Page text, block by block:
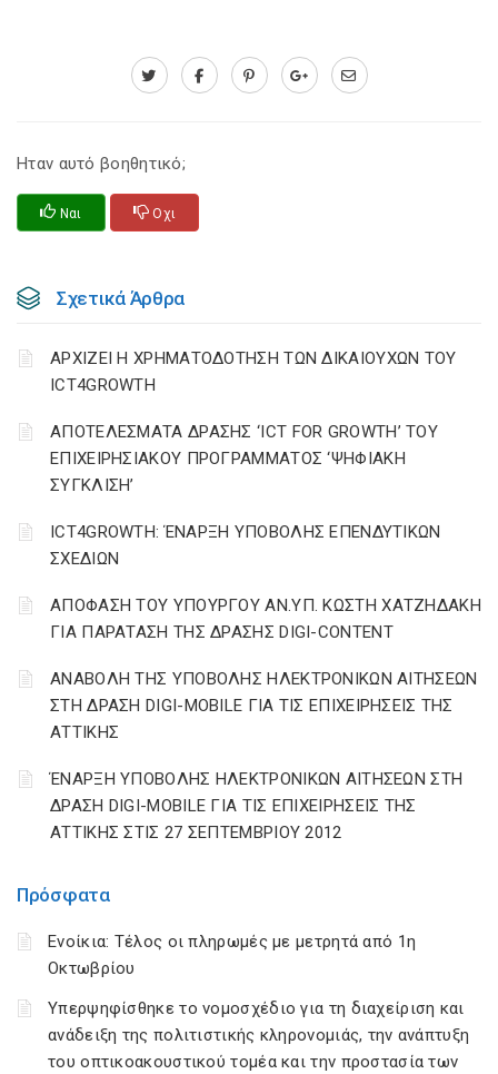
Πρόσφατα
Ενοίκια: Τέλος οι πληρωμές με μετρητά από 1η
Οκτωβρίου
Υπερψηφίσθηκε το νομοσχέδιο για τη διαχείριση και
ανάδειξη της πολιτιστικής κληρονομιάς, την ανάπτυξη
του οπτικοακουστικού τομέα και την προστασία των
Ηταν αυτό βοηθητικό;
Ναι Οχι
Σχετικά Άρθρα
ΑΡΧΙΖΕΙ Η ΧΡΗΜΑΤΟΔΟΤΗΣΗ ΤΩΝ ΔΙΚΑΙΟΥΧΩΝ ΤΟΥ
ICT4GROWTH
ΑΠΟΤΕΛΕΣΜΑΤΑ ΔΡΑΣΗΣ ‘ICT FOR GROWTH’ ΤΟΥ
ΕΠΙΧΕΙΡΗΣΙΑΚΟΥ ΠΡΟΓΡΑΜΜΑΤΟΣ ‘ΨΗΦΙΑΚΗ
ΣΥΓΚΛΙΣΗ’
ICT4GROWTH: ΈΝΑΡΞΗ ΥΠΟΒΟΛΗΣ ΕΠΕΝΔΥΤΙΚΩΝ
ΣΧΕΔΙΩΝ
ΑΠΟΦΑΣΗ ΤΟΥ ΥΠΟΥΡΓΟΥ ΑΝ.ΥΠ. ΚΩΣΤΗ ΧΑΤΖΗΔΑΚΗ
ΓΙΑ ΠΑΡΑΤΑΣΗ ΤΗΣ ΔΡΑΣΗΣ DIGI-CONTENT
ΑΝΑΒΟΛΗ ΤΗΣ ΥΠΟΒΟΛΗΣ ΗΛΕΚΤΡΟΝΙΚΩΝ ΑΙΤΗΣΕΩΝ
ΣΤΗ ΔΡΑΣΗ DIGI-MOBILE ΓΙΑ ΤΙΣ ΕΠΙΧΕΙΡΗΣΕΙΣ ΤΗΣ
ΑΤΤΙΚΗΣ
ΈΝΑΡΞΗ ΥΠΟΒΟΛΗΣ ΗΛΕΚΤΡΟΝΙΚΩΝ ΑΙΤΗΣΕΩΝ ΣΤΗ
ΔΡΑΣΗ DIGI-MOBILE ΓΙΑ ΤΙΣ ΕΠΙΧΕΙΡΗΣΕΙΣ ΤΗΣ
ΑΤΤΙΚΗΣ ΣΤΙΣ 27 ΣΕΠΤΕΜΒΡΙΟΥ 2012